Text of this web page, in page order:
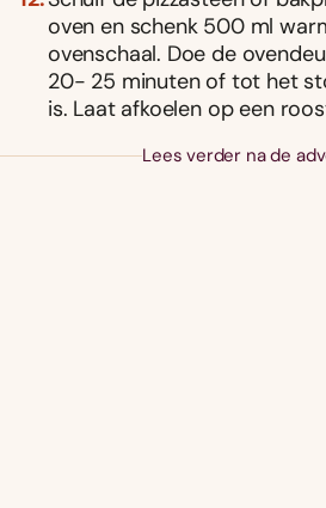
oven en schenk 500 ml
ovenschaal. Doe de
20- 25 minuten of tot het
is. Laat afkoelen op een
Lees verder na de